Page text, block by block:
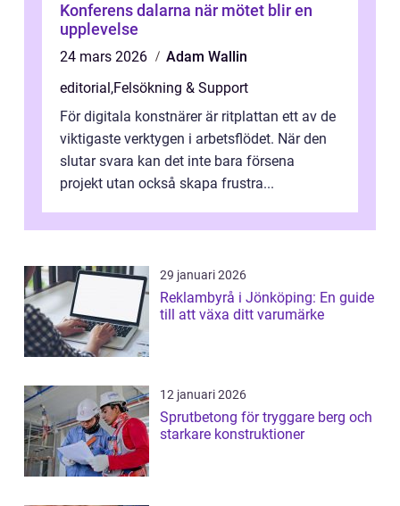
Konferens dalarna när mötet blir en
upplevelse
24 mars 2026
Adam Wallin
editorial,Felsökning & Support
För digitala konstnärer är ritplattan ett av de
viktigaste verktygen i arbetsflödet. När den
slutar svara kan det inte bara försena
projekt utan också skapa frustra...
29 januari 2026
Reklambyrå i Jönköping: En guide
till att växa ditt varumärke
12 januari 2026
Sprutbetong för tryggare berg och
starkare konstruktioner